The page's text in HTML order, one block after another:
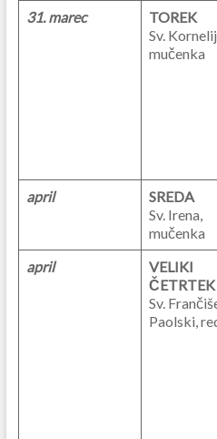
31. marec
TOREK
Sv.
mučenka
april
SREDA
Sv. Irena,
mučenka
april
VELIKI
ČETRTEK
Sv.
Paolski,